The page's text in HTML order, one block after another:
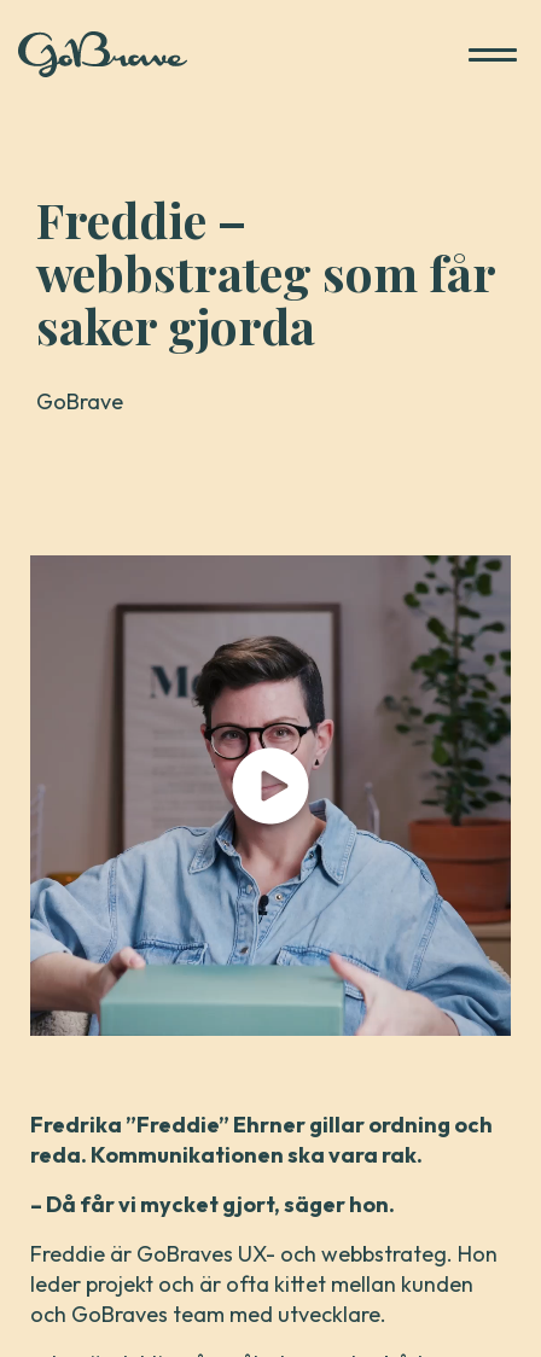
innehåll
Freddie –
webbstrateg som får
saker gjorda
GoBrave
Fredrika ”Freddie” Ehrner gillar ordning och
reda. Kommunikationen ska vara rak.
– Då får vi mycket gjort, säger hon.
Freddie är GoBraves UX- och webbstrateg. Hon
leder projekt och är ofta kittet mellan kunden
och GoBraves team med utvecklare.